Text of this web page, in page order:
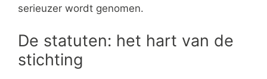
serieuzer wordt genomen.
De statuten: het hart van de
stichting